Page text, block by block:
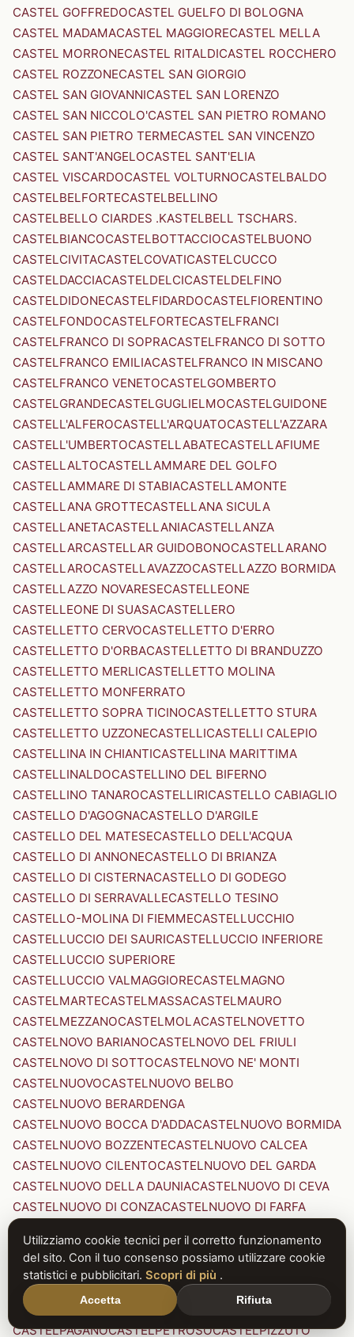
CASTEL GOFFREDOCASTEL GUELFO DI BOLOGNA
CASTEL MADAMACASTEL MAGGIORECASTEL MELLA
CASTEL MORRONECASTEL RITALDICASTEL ROCCHERO
CASTEL ROZZONECASTEL SAN GIORGIO
CASTEL SAN GIOVANNICASTEL SAN LORENZO
CASTEL SAN NICCOLO'CASTEL SAN PIETRO ROMANO
CASTEL SAN PIETRO TERMECASTEL SAN VINCENZO
CASTEL SANT'ANGELOCASTEL SANT'ELIA
CASTEL VISCARDOCASTEL VOLTURNOCASTELBALDO
CASTELBELFORTECASTELBELLINO
CASTELBELLO CIARDES .KASTELBELL TSCHARS.
CASTELBIANCOCASTELBOTTACCIOCASTELBUONO
CASTELCIVITACASTELCOVATICASTELCUCCO
CASTELDACCIACASTELDELCICASTELDELFINO
CASTELDIDONECASTELFIDARDOCASTELFIORENTINO
CASTELFONDOCASTELFORTECASTELFRANCI
CASTELFRANCO DI SOPRACASTELFRANCO DI SOTTO
CASTELFRANCO EMILIACASTELFRANCO IN MISCANO
CASTELFRANCO VENETOCASTELGOMBERTO
CASTELGRANDECASTELGUGLIELMOCASTELGUIDONE
CASTELL'ALFEROCASTELL'ARQUATOCASTELL'AZZARA
CASTELL'UMBERTOCASTELLABATECASTELLAFIUME
CASTELLALTOCASTELLAMMARE DEL GOLFO
CASTELLAMMARE DI STABIACASTELLAMONTE
CASTELLANA GROTTECASTELLANA SICULA
CASTELLANETACASTELLANIACASTELLANZA
CASTELLARCASTELLAR GUIDOBONOCASTELLARANO
CASTELLAROCASTELLAVAZZOCASTELLAZZO BORMIDA
CASTELLAZZO NOVARESECASTELLEONE
CASTELLEONE DI SUASACASTELLERO
CASTELLETTO CERVOCASTELLETTO D'ERRO
CASTELLETTO D'ORBACASTELLETTO DI BRANDUZZO
CASTELLETTO MERLICASTELLETTO MOLINA
CASTELLETTO MONFERRATO
CASTELLETTO SOPRA TICINOCASTELLETTO STURA
CASTELLETTO UZZONECASTELLICASTELLI CALEPIO
CASTELLINA IN CHIANTICASTELLINA MARITTIMA
CASTELLINALDOCASTELLINO DEL BIFERNO
CASTELLINO TANAROCASTELLIRICASTELLO CABIAGLIO
CASTELLO D'AGOGNACASTELLO D'ARGILE
CASTELLO DEL MATESECASTELLO DELL'ACQUA
CASTELLO DI ANNONECASTELLO DI BRIANZA
CASTELLO DI CISTERNACASTELLO DI GODEGO
CASTELLO DI SERRAVALLECASTELLO TESINO
CASTELLO-MOLINA DI FIEMMECASTELLUCCHIO
CASTELLUCCIO DEI SAURICASTELLUCCIO INFERIORE
CASTELLUCCIO SUPERIORE
CASTELLUCCIO VALMAGGIORECASTELMAGNO
CASTELMARTECASTELMASSACASTELMAURO
CASTELMEZZANOCASTELMOLACASTELNOVETTO
CASTELNOVO BARIANOCASTELNOVO DEL FRIULI
CASTELNOVO DI SOTTOCASTELNOVO NE' MONTI
CASTELNUOVOCASTELNUOVO BELBO
CASTELNUOVO BERARDENGA
CASTELNUOVO BOCCA D'ADDACASTELNUOVO BORMIDA
CASTELNUOVO BOZZENTECASTELNUOVO CALCEA
CASTELNUOVO CILENTOCASTELNUOVO DEL GARDA
CASTELNUOVO DELLA DAUNIACASTELNUOVO DI CEVA
CASTELNUOVO DI CONZACASTELNUOVO DI FARFA
CASTELNUOVO DI PORTO CASTELNUOVO DON BOSCO
CASTELNUOVO MAGRACASTELNUOVO NIGRA
CASTELNUOVO PARANOCASTELNUOVO RANGONE
CASTELNUOVO SCRIVIA
CASTELNUOVO VAL DI CECINA
CASTELPAGANOCASTELPETROSOCASTELPIZZUTO
Utilizziamo cookie tecnici per il corretto funzionamento
del sito. Con il tuo consenso possiamo utilizzare cookie
statistici e pubblicitari. Scopri di più .
Accetta Rifiuta